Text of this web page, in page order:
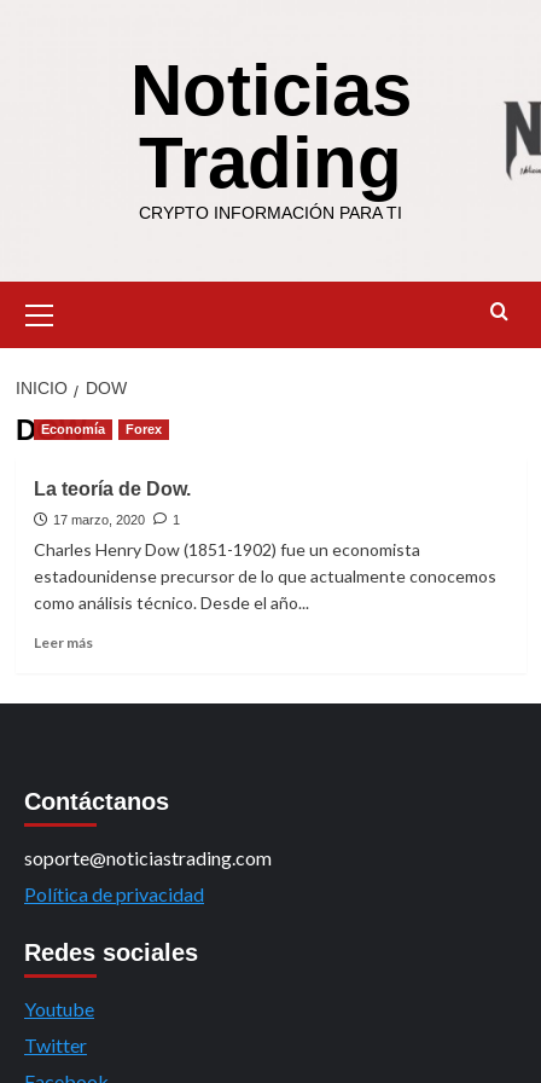
Noticias
Trading
CRYPTO INFORMACIÓN PARA TI
primario
INICIO DOW
DOW
Economía Forex
La teoría de Dow.
17 marzo, 2020 1
Charles Henry Dow (1851-1902) fue un economista
estadounidense precursor de lo que actualmente conocemos
como análisis técnico. Desde el año...
Leer másLeer
La
Contáctanos
soporte@noticiastrading.com
Política de privacidad
Redes sociales
Youtube
Twitter